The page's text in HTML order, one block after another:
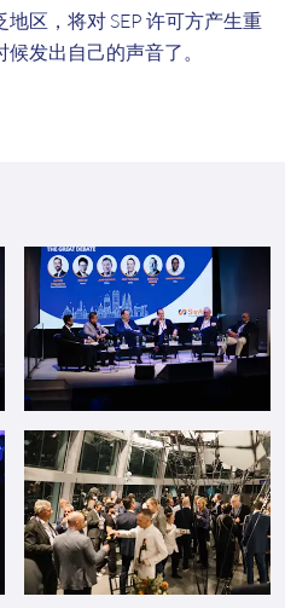
区，将对 SEP 许可方产生重
发出自己的声音了。